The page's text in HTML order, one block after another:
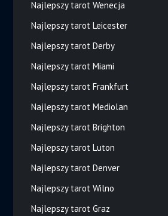
Najlepszy tarot Wenecja
Najlepszy tarot Leicester
Najlepszy tarot Derby
Najlepszy tarot Miami
Najlepszy tarot Frankfurt
Najlepszy tarot Mediolan
Najlepszy tarot Brighton
Najlepszy tarot Luton
Najlepszy tarot Denver
Najlepszy tarot Wilno
Najlepszy tarot Graz